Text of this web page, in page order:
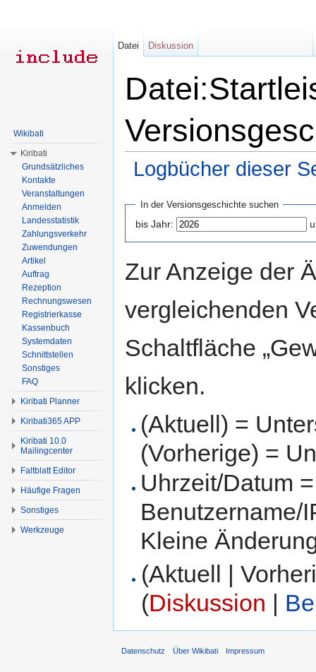
Logbücher dieser
In der Versionsgeschichte suchen
bis Jahr:
Zur Anzeige der
vergleichenden
Schaltfläche
klicken.
(Aktuell) =
(Vorherige) =
Uhrzeit/Datum
Benutzername/
Kleine
(Aktuell |
(Diskussion |
Datei Diskussion
Wikibati
Kiribati
Grundsätzliches
Kontakte
Veranstaltungen
Anmelden
Landesstatistik
Zahlungsverkehr
Zuwendungen
Artikel
Auftrag
Rezeption
Rechnungswesen
Registrierkasse
Kassenbuch
Systemdaten
Schnittstellen
Sonstiges
FAQ
Kiribati Planner
Kiribati365 APP
Kiribati 10.0
Mailingcenter
Faltblatt Editor
Häufige Fragen
Sonstiges
Werkzeuge
Datenschutz Über Wikibati Impressum